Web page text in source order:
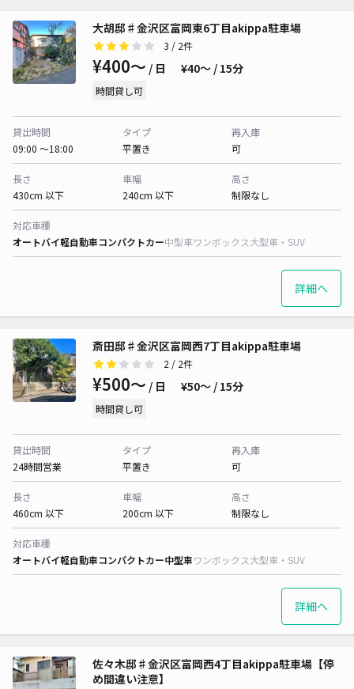
大胡邸♯金沢区富岡東6丁目akippa駐車場
3 / 2件
¥400〜 / 日 ¥40〜 / 15分
時間貸し可
貸出時間
09:00 〜18:00
タイプ
平置き
再入庫
可
長さ
430cm 以下
車幅
240cm 以下
高さ
制限なし
対応車種
オートバイ軽自動車コンパクトカー中型車ワンボックス大型車・SUV
詳細へ
斎田邸♯金沢区富岡西7丁目akippa駐車場
2 / 2件
¥500〜 / 日 ¥50〜 / 15分
時間貸し可
貸出時間
24時間営業
タイプ
平置き
再入庫
可
長さ
460cm 以下
車幅
200cm 以下
高さ
制限なし
対応車種
オートバイ軽自動車コンパクトカー中型車ワンボックス大型車・SUV
詳細へ
佐々木邸♯金沢区富岡西4丁目akippa駐車場【停
め間違い注意】